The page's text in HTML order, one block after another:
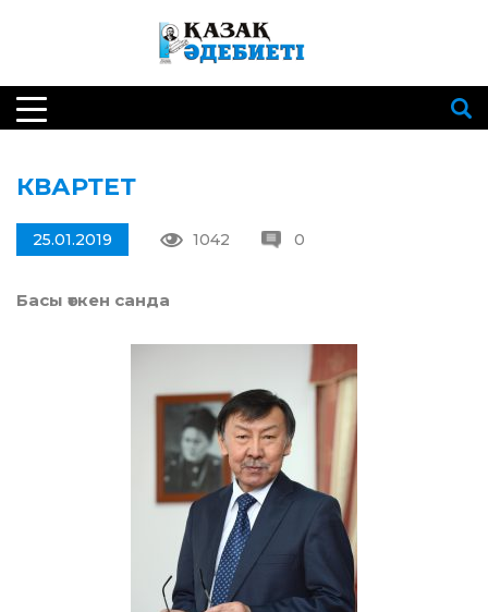
КВАРТЕТ
25.01.2019 1042 0
Басы өткен санда